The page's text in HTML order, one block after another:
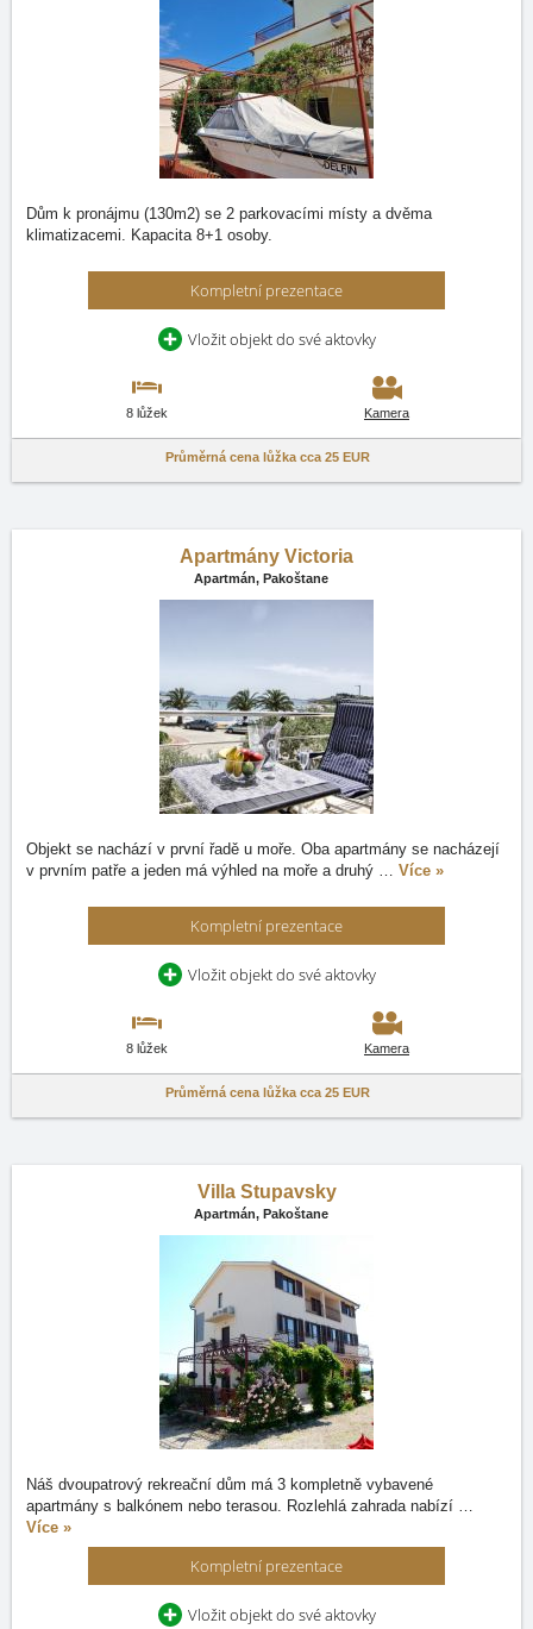
Dům k pronájmu (130m2) se 2 parkovacími místy a dvěma
klimatizacemi. Kapacita 8+1 osoby.
Kompletní prezentace
Vložit objekt do své aktovky
8 lůžek Kamera
Průměrná cena lůžka cca 25 EUR
Apartmány Victoria
Apartmán, Pakoštane
Objekt se nachází v první řadě u moře. Oba apartmány se nacházejí
v prvním patře a jeden má výhled na moře a druhý … Více »
Kompletní prezentace
Vložit objekt do své aktovky
8 lůžek Kamera
Průměrná cena lůžka cca 25 EUR
Villa Stupavsky
Apartmán, Pakoštane
Náš dvoupatrový rekreační dům má 3 kompletně vybavené
apartmány s balkónem nebo terasou. Rozlehlá zahrada nabízí …
Více »
Kompletní prezentace
Vložit objekt do své aktovky